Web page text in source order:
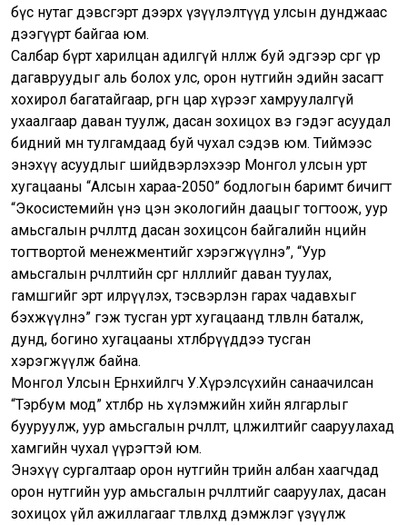
бүс нутаг дэвсгэрт дээрх үзүүлэлтүүд улсын дунджаас
дээгүүрт байгаа юм.
Салбар бүрт харилцан адилгүй нөлөөлж буй эдгээр сөрөг үр
дагавруудыг аль болох улс, орон нутгийн эдийн засагт
хохирол багатайгаар, өргөн цар хүрээг хамруулалгүй
ухаалгаар даван туулж, дасан зохицох вэ гэдэг асуудал
бидний өмнө тулгамдаад буй чухал сэдэв юм. Тиймээс
энэхүү асуудлыг шийдвэрлэхээр Монгол улсын урт
хугацааны “Алсын хараа-2050” бодлогын баримт бичигт
“Экосистемийн үнэ цэн экологийн даацыг тогтоож, уур
амьсгалын өөрчлөлтөд дасан зохицсон байгалийн нөөцийн
тогтвортой менежментийг хэрэгжүүлнэ”, “Уур
амьсгалын өөрчлөлтийн сөрөг нөлөөллийг даван туулах,
гамшгийг эрт илрүүлэх, тэсвэрлэн гарах чадавхыг
бэхжүүлнэ” гэж тусган урт хугацаанд төлөвлөн баталж,
дунд, богино хугацааны хөтөлбөрүүддээ тусган
хэрэгжүүлж байна.
Монгол Улсын Ерөнхийлөгч У.Хүрэлсүхийн санаачилсан
“Тэрбум мод” хөтөлбөр нь хүлэмжийн хийн ялгарлыг
бууруулж, уур амьсгалын өөрчлөлт, цөлжилтийг сааруулахад
хамгийн чухал үүрэгтэй юм.
Энэхүү сургалтаар орон нутгийн төрийн албан хаагчдад
орон нутгийн уур амьсгалын өөрчлөлтийг сааруулах, дасан
зохицох үйл ажиллагааг төлөвлөхөд дэмжлэг үзүүлж